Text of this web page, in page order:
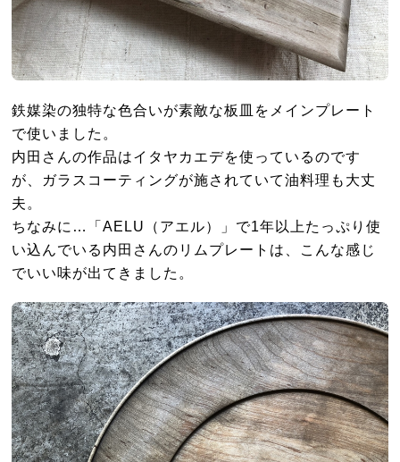
鉄媒染の独特な色合いが素敵な板皿をメインプレート
で使いました。
内田さんの作品はイタヤカエデを使っているのです
が、ガラスコーティングが施されていて油料理も大丈
夫。
ちなみに…「AELU（アエル）」で1年以上たっぷり使
い込んでいる内田さんのリムプレートは、こんな感じ
でいい味が出てきました。